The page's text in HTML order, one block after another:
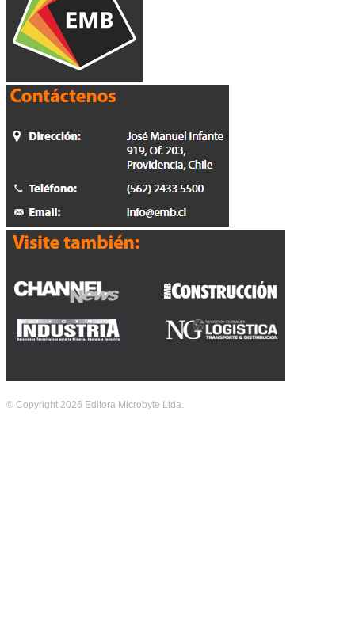
© Copyright 2026 Editora Microbyte Ltda.